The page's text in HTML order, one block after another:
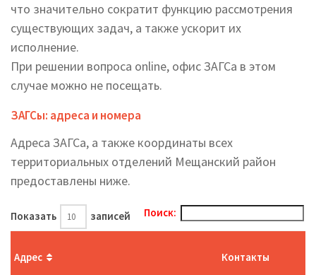
что значительно сократит функцию рассмотрения
существующих задач, а также ускорит их
исполнение.
При решении вопроса online, офис ЗАГСа в этом
случае можно не посещать.
ЗАГСы: адреса и номера
Адреса ЗАГСа, а также координаты всех
территориальных отделений Мещанский район
предоставлены ниже.
Показать записей Поиск:
Адрес Контакты